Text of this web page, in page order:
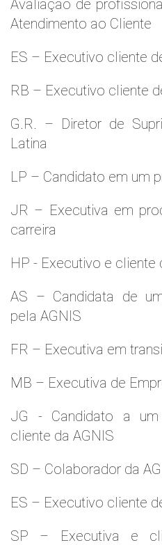
Avaliaçao de
Atendimento ao Cliente
ES – Executivo cliente
RB – Executivo cliente
G.R. – Diretor de
Latina
LP – Candidato em um
JR – Executiva em
carreira
HP - Executivo e cliente
AS – Candidata de
pela AGNIS
FR – Executiva em
MB – Executiva de
JG - Candidato a
cliente da AGNIS
SD – Colaborador da
ES – Executivo cliente
SP – Executiva e